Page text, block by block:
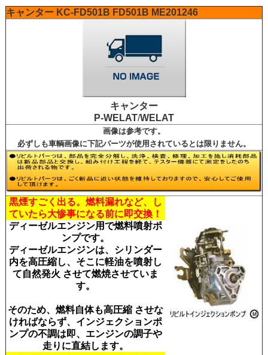
キャンター KC-FD501B FD501B ME201246
キャンター
P-WELAT/WELAT
画像は参考です。
必ずしも車輌画像に下記パーツが使用されているとは限りません。
黒煙すごく出る。燃料漏れなど、し
ていたら大惨事になる前に即交換！
ディーゼルエンジン用で燃料噴射ポ
ンプです。
ディーゼルエンジンは、シリンダー
内を高圧縮し、そこに軽油を噴射し
て自然発火 させて燃焼させていま
す。
そのため、燃料自体も高圧縮 させな
ければならず、インジェクションポ
ンプの不調は即、エンジンの調子や
走りに直結します。